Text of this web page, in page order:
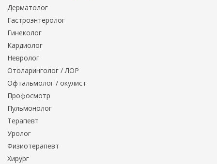
Дерматолог
Гастроэнтеролог
Гинеколог
Кардиолог
Невролог
Отоларинголог / ЛОР
Офтальмолог / окулист
Профосмотр
Пульмонолог
Терапевт
Уролог
Физиотерапевт
Хирург